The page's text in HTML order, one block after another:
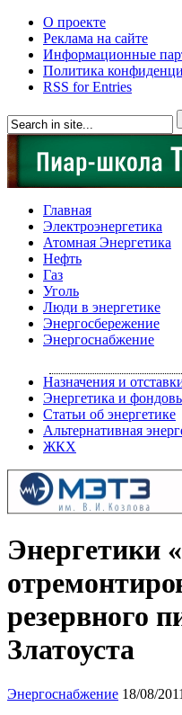
О проекте
Реклама на сайте
Информационные
Политика
RSS for Entries
Главная
Электроэнергетика
Атомная Энергетика
Нефть
Газ
Уголь
Люди в энергетике
Энергосбережение
Энергоснабжение
Назначения и
Энергетика и
Статьи об энергетике
Альтернативная
ЖКХ
Энергетики
резервного
Златоуста
Энергоснабжение 18/08/2011